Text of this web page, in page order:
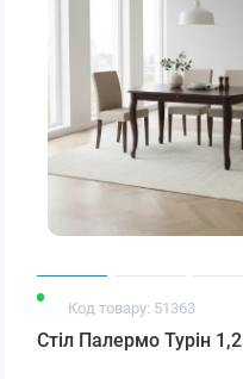
Код товару: 51363
Стіл Палермо Турін 1,2